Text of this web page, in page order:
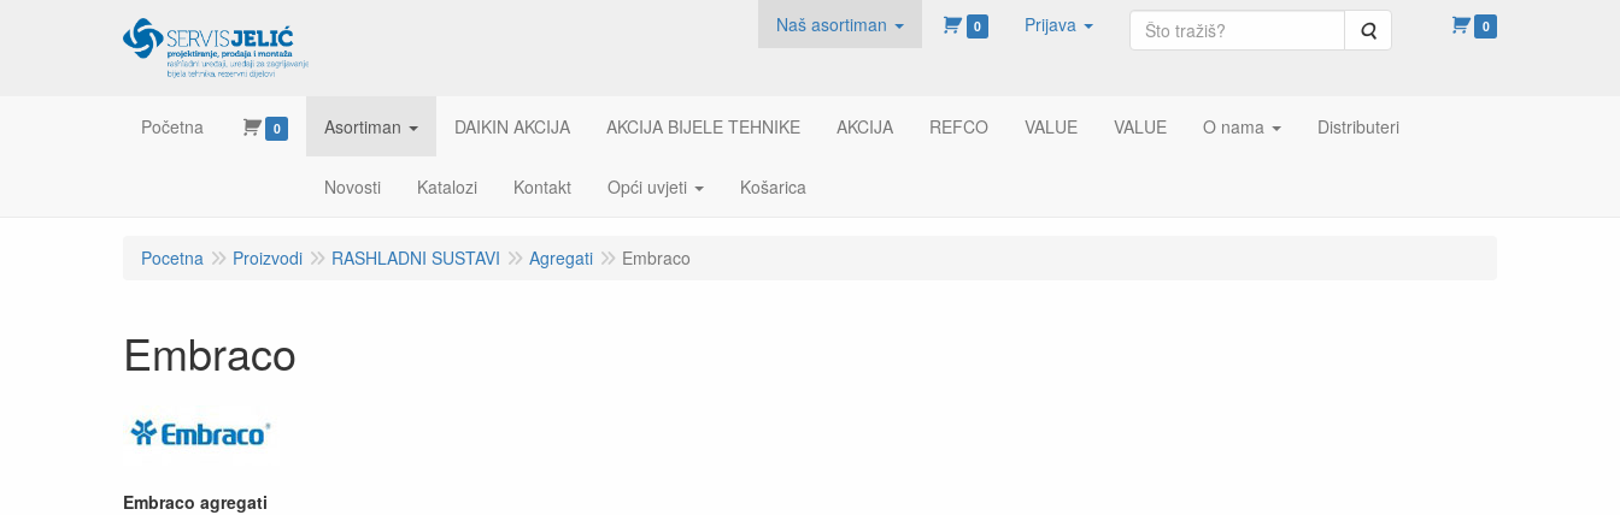
Naš asortiman 0 Prijava Pretraga 0
Početna 0 Asortiman DAIKIN AKCIJA AKCIJA BIJELE TEHNIKE AKCIJA REFCO VALUE VALUE O nama Distributeri
Novosti Katalozi Kontakt Opći uvjeti Košarica
Pocetna Proizvodi RASHLADNI SUSTAVI Agregati Embraco
Embraco
Embraco agregati